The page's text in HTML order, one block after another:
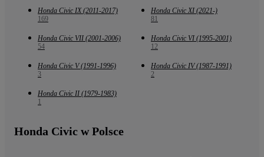
Honda Civic IX (2011-2017)
169
Honda Civic XI (2021-)
81
Honda Civic VII (2001-2006)
54
Honda Civic VI (1995-2001)
12
Honda Civic V (1991-1996)
3
Honda Civic IV (1987-1991)
2
Honda Civic II (1979-1983)
1
Honda Civic w Polsce